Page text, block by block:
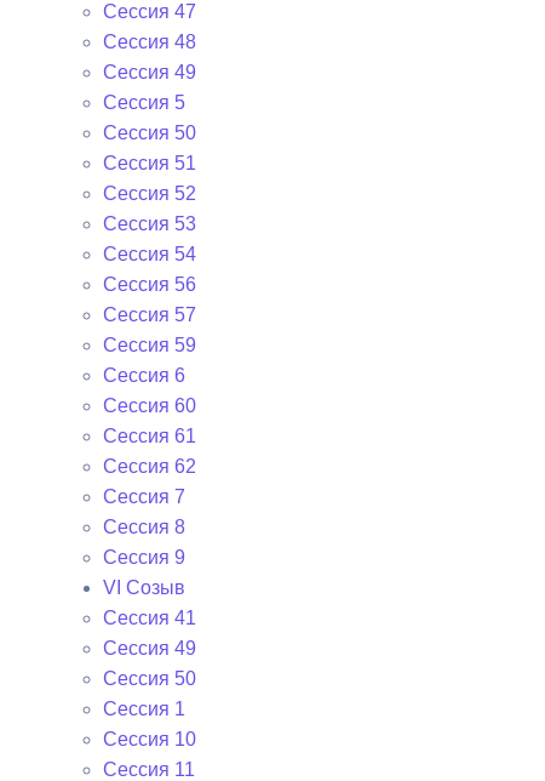
Сессия 47
Сессия 48
Сессия 49
Сессия 5
Сессия 50
Сессия 51
Сессия 52
Сессия 53
Сессия 54
Сессия 56
Сессия 57
Сессия 59
Сессия 6
Сессия 60
Сессия 61
Сессия 62
Сессия 7
Сессия 8
Сессия 9
VI Cозыв
Cессия 41
Cессия 49
Cессия 50
Сессия 1
Сессия 10
Сессия 11